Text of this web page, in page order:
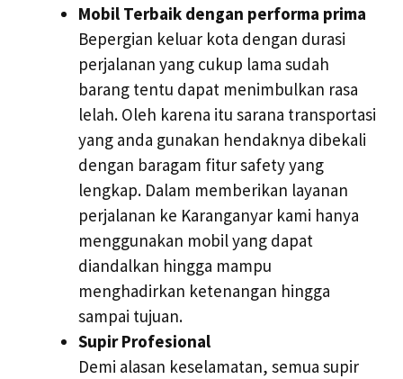
Mobil Terbaik dengan performa prima
Bepergian keluar kota dengan durasi
perjalanan yang cukup lama sudah
barang tentu dapat menimbulkan rasa
lelah. Oleh karena itu sarana transportasi
yang anda gunakan hendaknya dibekali
dengan baragam fitur safety yang
lengkap. Dalam memberikan layanan
perjalanan ke Karanganyar kami hanya
menggunakan mobil yang dapat
diandalkan hingga mampu
menghadirkan ketenangan hingga
sampai tujuan.
Supir Profesional
Demi alasan keselamatan, semua supir